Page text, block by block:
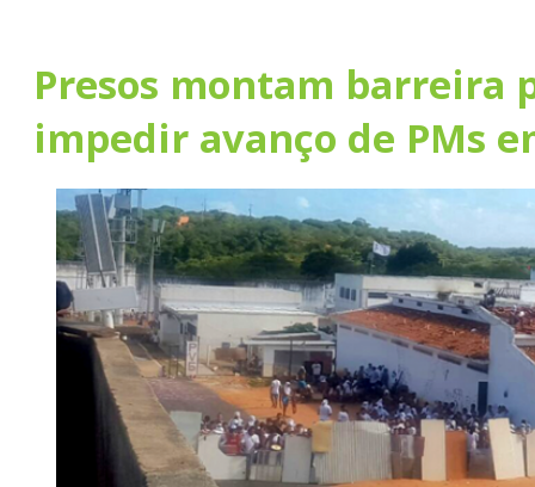
Presos montam barreira
impedir avanço de PMs